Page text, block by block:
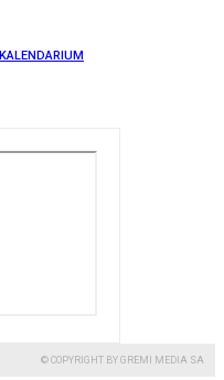
KALENDARIUM
© COPYRIGHT BY GREMI MEDIA SA